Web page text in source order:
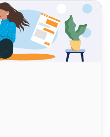
за избор на правилния